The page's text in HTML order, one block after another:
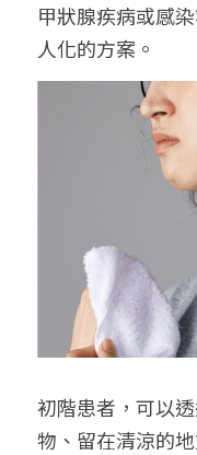
甲狀腺疾病或感
人化的方案。
初階患者，可以
物、留在清涼的